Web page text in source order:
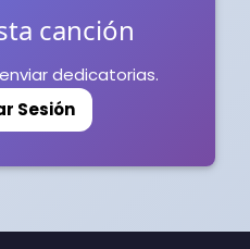
canción
dedicatorias.
Sesión